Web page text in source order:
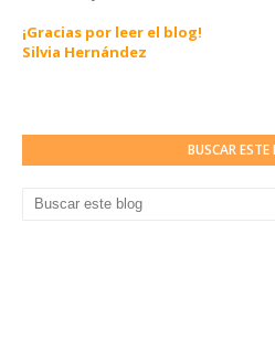
¡Gracias por leer el blog!
Silvia Hernández
BUSCAR ESTE